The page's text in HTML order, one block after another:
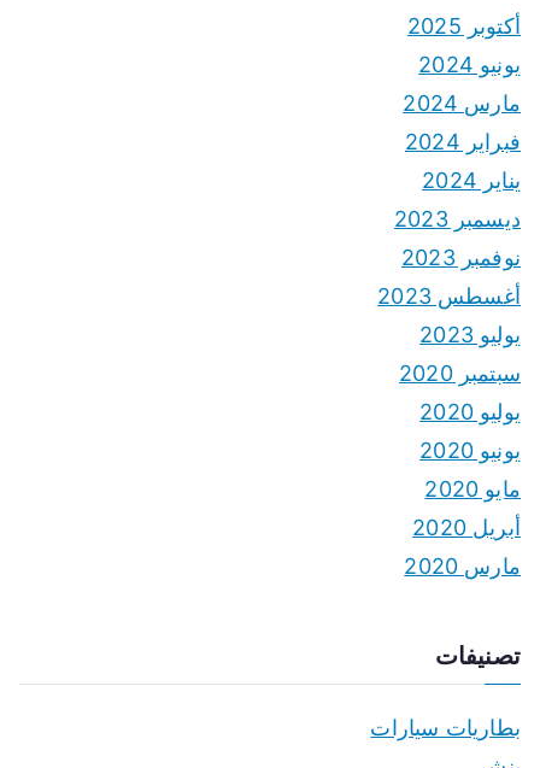
أكتوبر 2025
يونيو 2024
مارس 2024
فبراير 2024
يناير 2024
ديسمبر 2023
نوفمبر 2023
أغسطس 2023
يوليو 2023
سبتمبر 2020
يوليو 2020
يونيو 2020
مايو 2020
أبريل 2020
مارس 2020
تصنيفات
بطاريات سيارات